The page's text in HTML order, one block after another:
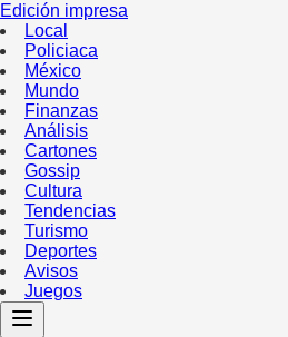
Edición impresa
Local
Policiaca
México
Mundo
Finanzas
Análisis
Cartones
Gossip
Cultura
Tendencias
Turismo
Deportes
Avisos
Juegos